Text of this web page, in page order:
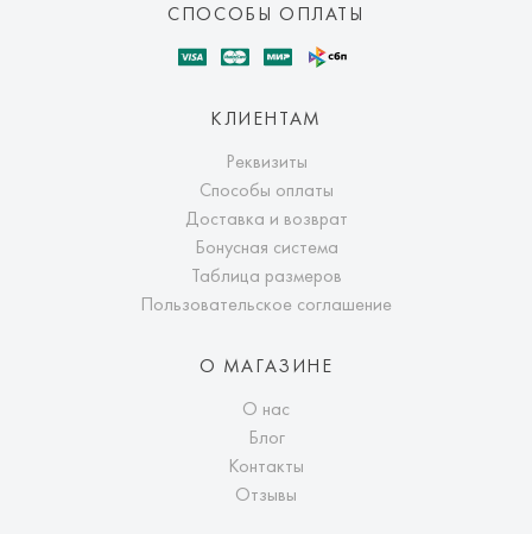
СПОСОБЫ ОПЛАТЫ
КЛИЕНТАМ
Реквизиты
Способы оплаты
Доставка и возврат
Бонусная система
Таблица размеров
Пользовательское соглашение
О МАГАЗИНЕ
О нас
Блог
Контакты
Отзывы